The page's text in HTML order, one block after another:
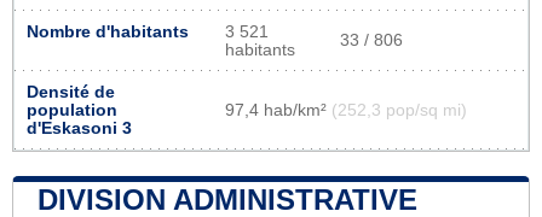
Nombre d'habitants
3 521
habitants
33 / 806
Densité de
population
d'Eskasoni 3
97,4 hab/km² (252,3 pop/sq mi)
DIVISION ADMINISTRATIVE